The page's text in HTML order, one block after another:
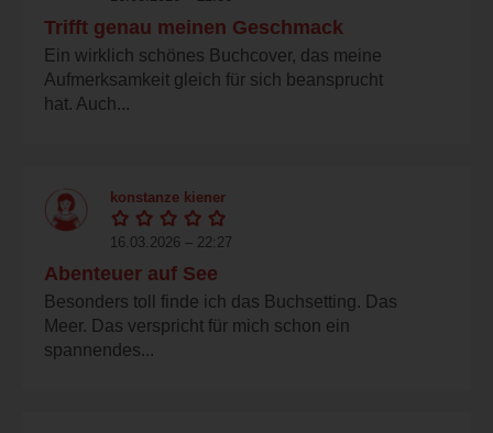
Trifft genau meinen Geschmack
Ein wirklich schönes Buchcover, das meine
Aufmerksamkeit gleich für sich beansprucht
hat. Auch...
konstanze kiener
16.03.2026 – 22:27
Abenteuer auf See
Besonders toll finde ich das Buchsetting. Das
Meer. Das verspricht für mich schon ein
spannendes...